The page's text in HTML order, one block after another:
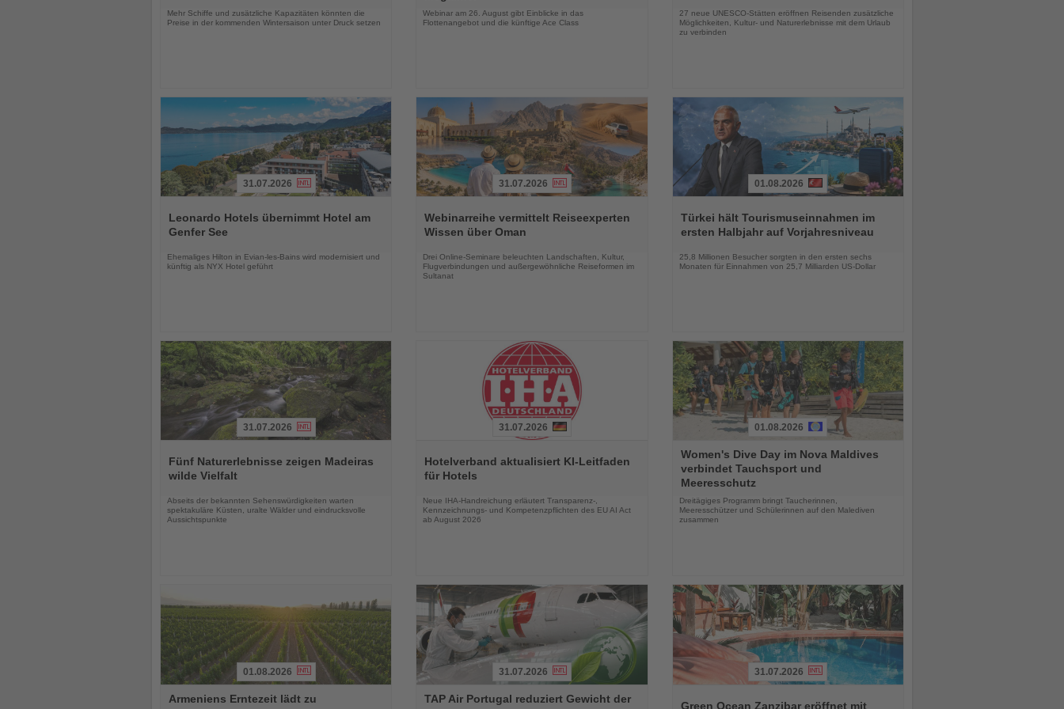
Mehr Schiffe und zusätzliche Kapazitäten könnten die
Preise in der kommenden Wintersaison unter Druck setzen
Webinar am 26. August gibt Einblicke in das
Flottenangebot und die künftige Ace Class
27 neue UNESCO-Stätten eröffnen Reisenden zusätzliche
Möglichkeiten, Kultur- und Naturerlebnisse mit dem Urlaub
zu verbinden
Sie
die
31.07.2026
Leonardo Hotels übernimmt Hotel am
Genfer See
Ehemaliges Hilton in Evian-les-Bains wird modernisiert und
künftig als NYX Hotel geführt
Sie
die
31.07.2026
Webinarreihe vermittelt Reiseexperten
Wissen über Oman
Drei Online-Seminare beleuchten Landschaften, Kultur,
Flugverbindungen und außergewöhnliche Reiseformen im
Sultanat
Sie
die
01.08.2026
Türkei hält Tourismuseinnahmen im
ersten Halbjahr auf Vorjahresniveau
25,8 Millionen Besucher sorgten in den ersten sechs
Monaten für Einnahmen von 25,7 Milliarden US-Dollar
Sie
die
31.07.2026
Fünf Naturerlebnisse zeigen Madeiras
wilde Vielfalt
Abseits der bekannten Sehenswürdigkeiten warten
spektakuläre Küsten, uralte Wälder und eindrucksvolle
Aussichtspunkte
Sie
die
31.07.2026
Hotelverband aktualisiert KI-Leitfaden
für Hotels
Neue IHA-Handreichung erläutert Transparenz-,
Kennzeichnungs- und Kompetenzpflichten des EU AI Act
ab August 2026
Sie
die
Nachrichten
01.08.2026
Women's Dive Day im Nova Maldives
verbindet Tauchsport und
Meeresschutz
Dreitägiges Programm bringt Taucherinnen,
Meeresschützer und Schülerinnen auf den Malediven
zusammen
Sie
01.08.2026
Armeniens Erntezeit lädt zu
Sie
31.07.2026
TAP Air Portugal reduziert Gewicht der
Sie
31.07.2026
Green Ocean Zanzibar eröffnet mit